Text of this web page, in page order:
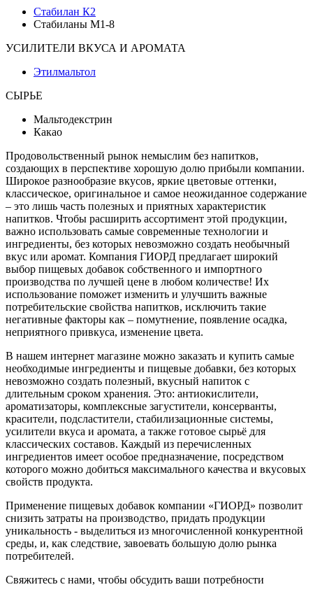
Стабилан К2
Стабиланы М1-8
УСИЛИТЕЛИ ВКУСА И АРОМАТА
Этилмальтол
СЫРЬЕ
Мальтодекстрин
Какао
Продовольственный рынок немыслим без напитков,
создающих в перспективе хорошую долю прибыли компании.
Широкое разнообразие вкусов, яркие цветовые оттенки,
классическое, оригинальное и самое неожиданное содержание
– это лишь часть полезных и приятных характеристик
напитков. Чтобы расширить ассортимент этой продукции,
важно использовать самые современные технологии и
ингредиенты, без которых невозможно создать необычный
вкус или аромат. Компания ГИОРД предлагает широкий
выбор пищевых добавок собственного и импортного
производства по лучшей цене в любом количестве! Их
использование поможет изменить и улучшить важные
потребительские свойства напитков, исключить такие
негативные факторы как – помутнение, появление осадка,
неприятного привкуса, изменение цвета.
В нашем интернет магазине можно заказать и купить самые
необходимые ингредиенты и пищевые добавки, без которых
невозможно создать полезный, вкусный напиток с
длительным сроком хранения. Это: антиокислители,
ароматизаторы, комплексные загустители, консерванты,
красители, подсластители, стабилизационные системы,
усилители вкуса и аромата, а также готовое сырьё для
классических составов. Каждый из перечисленных
ингредиентов имеет особое предназначение, посредством
которого можно добиться максимального качества и вкусовых
свойств продукта.
Применение пищевых добавок компании «ГИОРД» позволит
снизить затраты на производство, придать продукции
уникальность - выделиться из многочисленной конкурентной
среды, и, как следствие, завоевать большую долю рынка
потребителей.
Свяжитесь с нами, чтобы обсудить ваши потребности